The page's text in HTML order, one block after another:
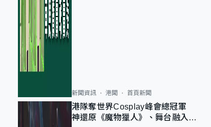
新聞資訊 港聞 首頁新聞
港隊奪世界Cosplay峰會總冠軍
神還原《魔物獵人》、舞台融入獅